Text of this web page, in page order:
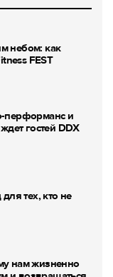
небом: как
FEST
перформанс и
гостей DDX
тех, кто не
нам жизненно